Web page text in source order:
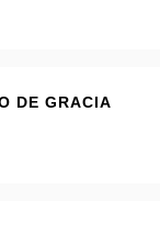
DE GRACIA